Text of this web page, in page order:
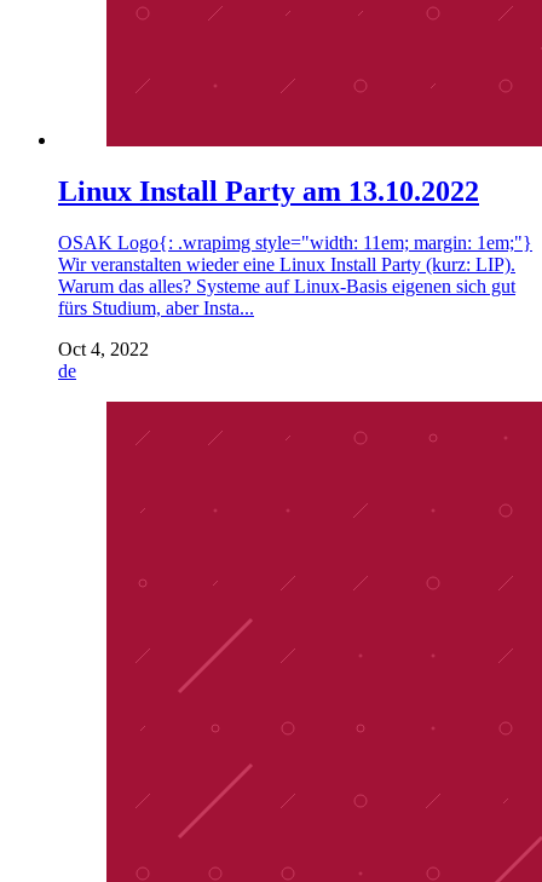
Linux Install Party am 13.10.2022
OSAK Logo{: .wrapimg style="width: 11em; margin: 1em;"}
Wir veranstalten wieder eine Linux Install Party (kurz: LIP).
Warum das alles? Systeme auf Linux-Basis eigenen sich gut
fürs Studium, aber Insta...
Oct 4, 2022
de